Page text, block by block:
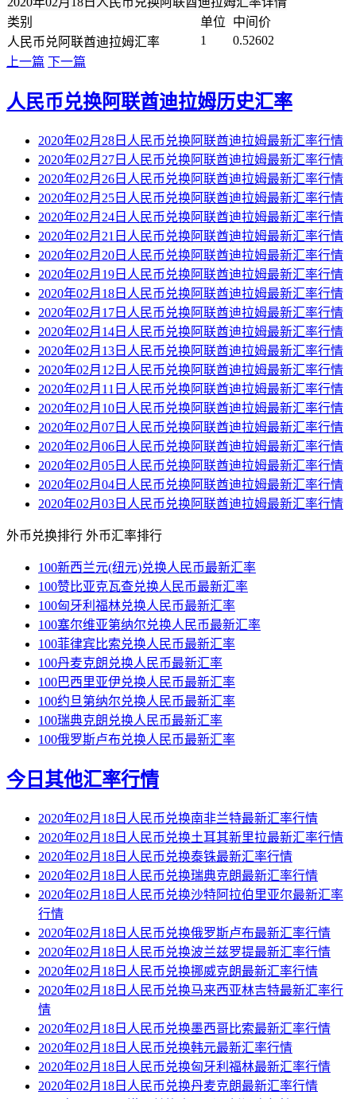
类别
单位
中间价
人民币兑阿联酋迪拉姆汇率
1
0.52602
上一篇 下一篇
人民币兑换阿联酋迪拉姆历史汇率
2020年02月28日人民币兑换阿联酋迪拉姆最新汇率行情
2020年02月27日人民币兑换阿联酋迪拉姆最新汇率行情
2020年02月26日人民币兑换阿联酋迪拉姆最新汇率行情
2020年02月25日人民币兑换阿联酋迪拉姆最新汇率行情
2020年02月24日人民币兑换阿联酋迪拉姆最新汇率行情
2020年02月21日人民币兑换阿联酋迪拉姆最新汇率行情
2020年02月20日人民币兑换阿联酋迪拉姆最新汇率行情
2020年02月19日人民币兑换阿联酋迪拉姆最新汇率行情
2020年02月18日人民币兑换阿联酋迪拉姆最新汇率行情
2020年02月17日人民币兑换阿联酋迪拉姆最新汇率行情
2020年02月14日人民币兑换阿联酋迪拉姆最新汇率行情
2020年02月13日人民币兑换阿联酋迪拉姆最新汇率行情
2020年02月12日人民币兑换阿联酋迪拉姆最新汇率行情
2020年02月11日人民币兑换阿联酋迪拉姆最新汇率行情
2020年02月10日人民币兑换阿联酋迪拉姆最新汇率行情
2020年02月07日人民币兑换阿联酋迪拉姆最新汇率行情
2020年02月06日人民币兑换阿联酋迪拉姆最新汇率行情
2020年02月05日人民币兑换阿联酋迪拉姆最新汇率行情
2020年02月04日人民币兑换阿联酋迪拉姆最新汇率行情
2020年02月03日人民币兑换阿联酋迪拉姆最新汇率行情
外币兑换排行 外币汇率排行
100新西兰元(纽元)兑换人民币最新汇率
100赞比亚克瓦查兑换人民币最新汇率
100匈牙利福林兑换人民币最新汇率
100塞尔维亚第纳尔兑换人民币最新汇率
100菲律宾比索兑换人民币最新汇率
100丹麦克朗兑换人民币最新汇率
100巴西里亚伊兑换人民币最新汇率
100约旦第纳尔兑换人民币最新汇率
100瑞典克朗兑换人民币最新汇率
100俄罗斯卢布兑换人民币最新汇率
今日其他汇率行情
2020年02月18日人民币兑换南非兰特最新汇率行情
2020年02月18日人民币兑换土耳其新里拉最新汇率行情
2020年02月18日人民币兑换泰铢最新汇率行情
2020年02月18日人民币兑换瑞典克朗最新汇率行情
2020年02月18日人民币兑换沙特阿拉伯里亚尔最新汇率
行情
2020年02月18日人民币兑换俄罗斯卢布最新汇率行情
2020年02月18日人民币兑换波兰兹罗提最新汇率行情
2020年02月18日人民币兑换挪威克朗最新汇率行情
2020年02月18日人民币兑换马来西亚林吉特最新汇率行
情
2020年02月18日人民币兑换墨西哥比索最新汇率行情
2020年02月18日人民币兑换韩元最新汇率行情
2020年02月18日人民币兑换匈牙利福林最新汇率行情
2020年02月18日人民币兑换丹麦克朗最新汇率行情